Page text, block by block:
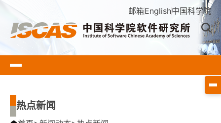
邮箱English中国科学院
热点新闻